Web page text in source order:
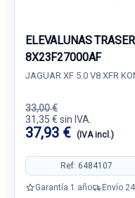
ELEVALUNAS
8X23F27000AF
JAGUAR XF 5.0 V8 XFR
33,00 €
31,35 € sin IVA.
37,93 € (IVA incl.)
Ref: 6484107
Garantía 1 año Envío